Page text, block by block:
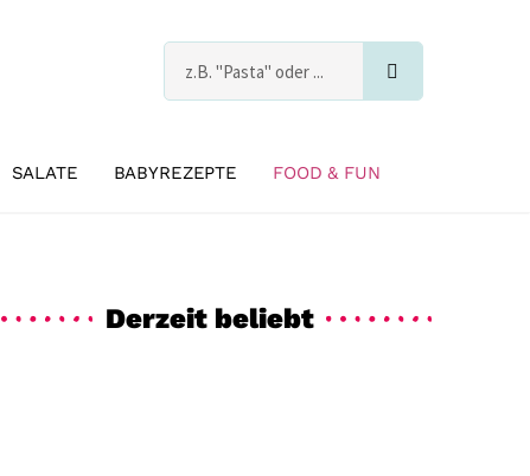
Suche
SALATE BABYREZEPTE FOOD & FUN
Derzeit beliebt